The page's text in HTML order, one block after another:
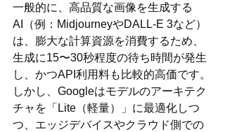
一般的に、高品質な画像を生成する
AI（例：MidjourneyやDALL-E 3など）
は、膨大な計算資源を消費するため、
生成に15〜30秒程度の待ち時間が発生
し、かつAPI利用料も比較的高価です。
しかし、Googleはモデルのアーキテク
チャを「Lite（軽量）」に最適化しつ
つ、エッジデバイスやクラウド側での